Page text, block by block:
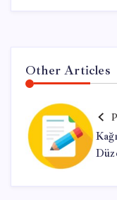
Other Articles